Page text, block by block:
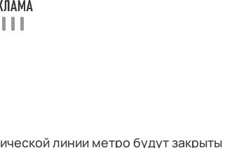
линии метро будут закрыты